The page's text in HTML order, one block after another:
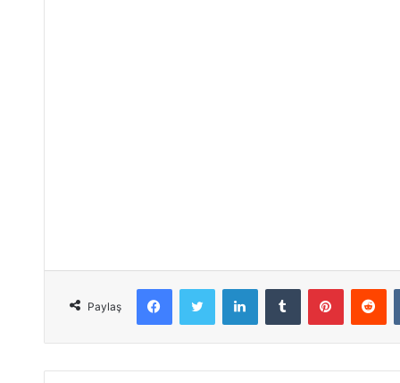
Paylaş
Facebook Twitter LinkedIn Tumblr Pinterest Reddit